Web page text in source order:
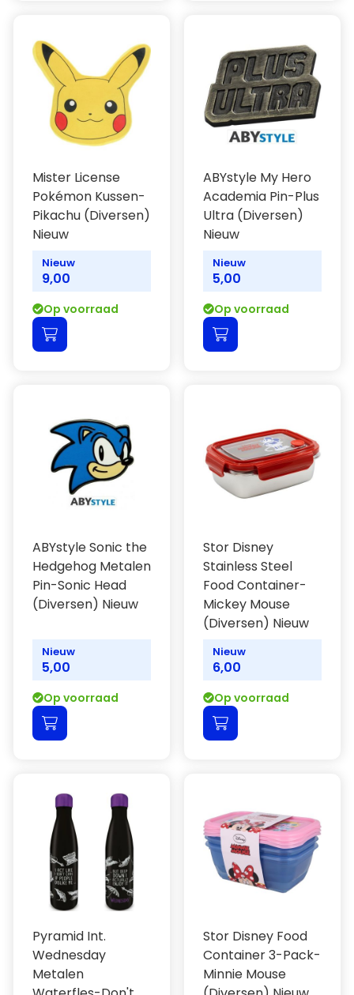
Mister License
Pokémon Kussen-
Pikachu (Diversen)
Nieuw
Nieuw
9,00
Op voorraad
ABYstyle My Hero
Academia Pin-Plus
Ultra (Diversen)
Nieuw
Nieuw
5,00
Op voorraad
ABYstyle Sonic the
Hedgehog Metalen
Pin-Sonic Head
(Diversen) Nieuw
Nieuw
5,00
Op voorraad
Stor Disney
Stainless Steel
Food Container-
Mickey Mouse
(Diversen) Nieuw
Nieuw
6,00
Op voorraad
Pyramid Int.
Wednesday
Metalen
Stor Disney Food
Container 3-Pack-
Minnie Mouse